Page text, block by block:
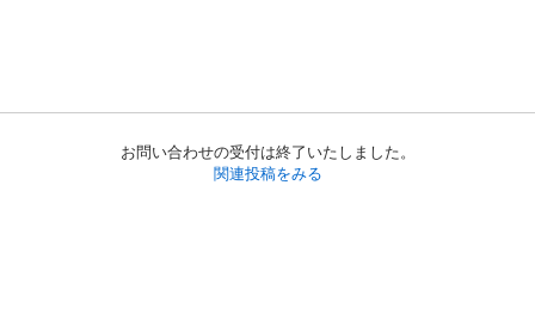
お問い合わせの受付は終了いたしました。
関連投稿をみる